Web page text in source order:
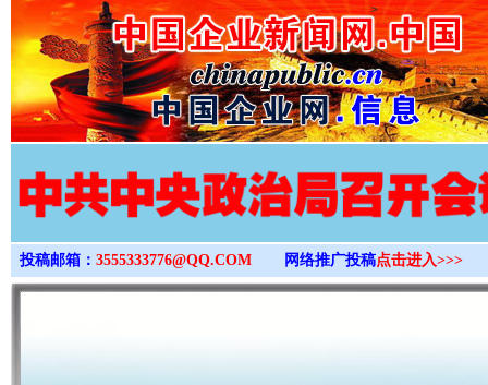
>
投稿邮箱： 3555333776@QQ.COM 网络推广投稿点击进入>>>